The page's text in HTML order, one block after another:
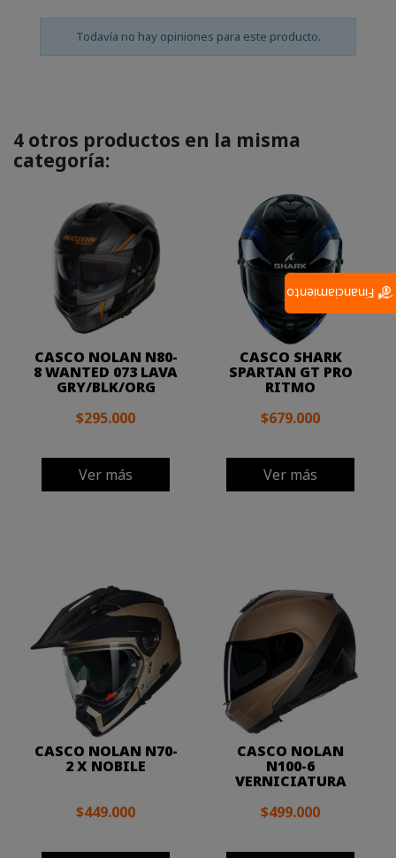
Todavía no hay opiniones para este producto.
4 otros productos en la misma
categoría:
CASCO NOLAN N80-
8 WANTED 073 LAVA
GRY/BLK/ORG
$295.000
Ver más
CASCO SHARK
SPARTAN GT PRO
RITMO
$679.000
Ver más
CASCO NOLAN N70-
2 X NOBILE
$449.000
CASCO NOLAN
N100-6
VERNICIATURA
$499.000
Financiamiento